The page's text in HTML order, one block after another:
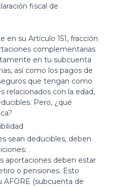
fiscal de
en su Artículo 151, fracción
complementarias
en tu subcuenta
así como los pagos de
que tengan como
relacionados con la edad,
Pero, ¿qué
sean deducibles, deben
aportaciones deben estar
o pensiones. Esto
AFORE (subcuenta de